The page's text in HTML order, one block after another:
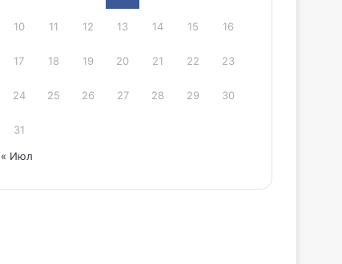
10 11 12 13 14 15 16
17 18 19 20 21 22 23
24 25 26 27 28 29 30
31
« Июл